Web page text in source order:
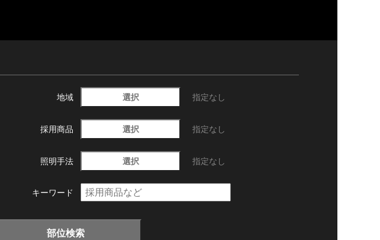
地域 選択 指定なし
採用商品 選択 指定なし
照明手法 選択 指定なし
キーワード
部位検索